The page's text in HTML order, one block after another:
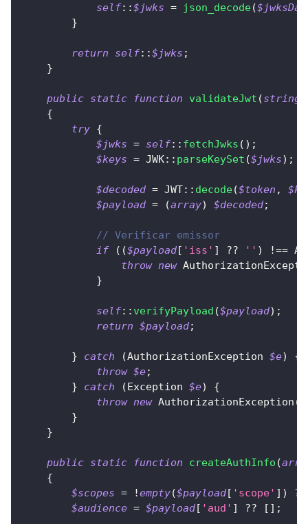
self::$jwks = json_decode(
}
return self::$jwks ;
}
public static function validateJwt (string
{
try {
$jwks = self:: fetchJwks ( ) ;
$keys = JWK:: parseKeySet ($jwks) ;
$decoded = JWT:: decode($token ,
$payload = (array) $decoded;
// Verificar emissor
if
( ($payload[ 'iss' ] ?? '' ) !==
throw new
}
self:: verifyPayload ($payload) ;
return $payload;
} catch (AuthorizationException $e)
{
throw $e;
}
catch (Exception $e)
{
throw new AuthorizationException (
}
}
public static function createAuthInfo (
{
$scopes = !empty($payload[ 'scope' ] ) ?
$audience = $payload[ 'aud' ] ?? [ ] ;